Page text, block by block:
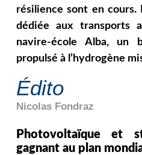
résilience sont en
dédiée aux transports
navire-école Alba, un
propulsé à l’hydrogène
Édito
Nicolas Fondraz
Photovoltaïque et
gagnant au plan